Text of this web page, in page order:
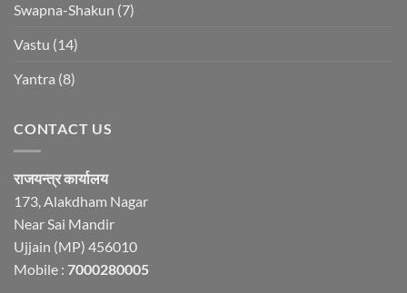
Swapna-Shakun (7)
Vastu (14)
Yantra (8)
CONTACT US
राजयन्त्र कार्यालय
173, Alakdham Nagar
Near Sai Mandir
Ujjain (MP) 456010
Mobile : 7000280005